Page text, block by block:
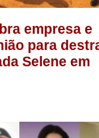
empresa e
para
Selene em